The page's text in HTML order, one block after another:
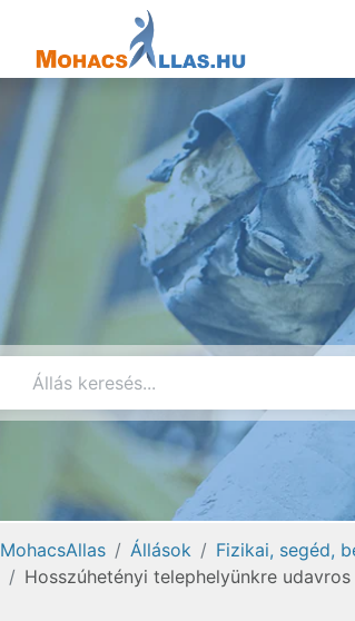
MohacsAllas Állások
Fizikai, segéd,
Hosszúhetényi telephelyünkre